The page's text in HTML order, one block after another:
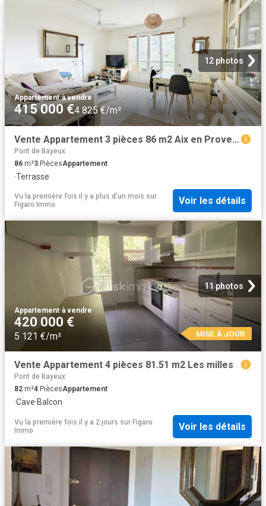
12 photos
Appartement·à vendre
415 000 €4 825 €/m²
Vente Appartement 3 pièces 86 m2 Aix en Provence
Pont de Bayeux
86 m²3 PiècesAppartement
·Terrasse
Vu la première fois il y a plus d'un mois sur
Figaro Immo
Voir les détails
11 photos
Appartement·à vendre
420 000 €
5 121 €/m² MISE À JOUR
Vente Appartement 4 pièces 81.51 m2 Les milles
Pont de Bayeux
82 m²4 PiècesAppartement
·Cave·Balcon
Vu la première fois il y a 2 jours sur Figaro
Immo
Voir les détails